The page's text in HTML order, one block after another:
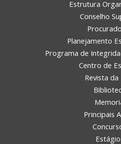
Estrutura
Conselho
Planejamento
Programa de
Centro de
Revista da
Principais